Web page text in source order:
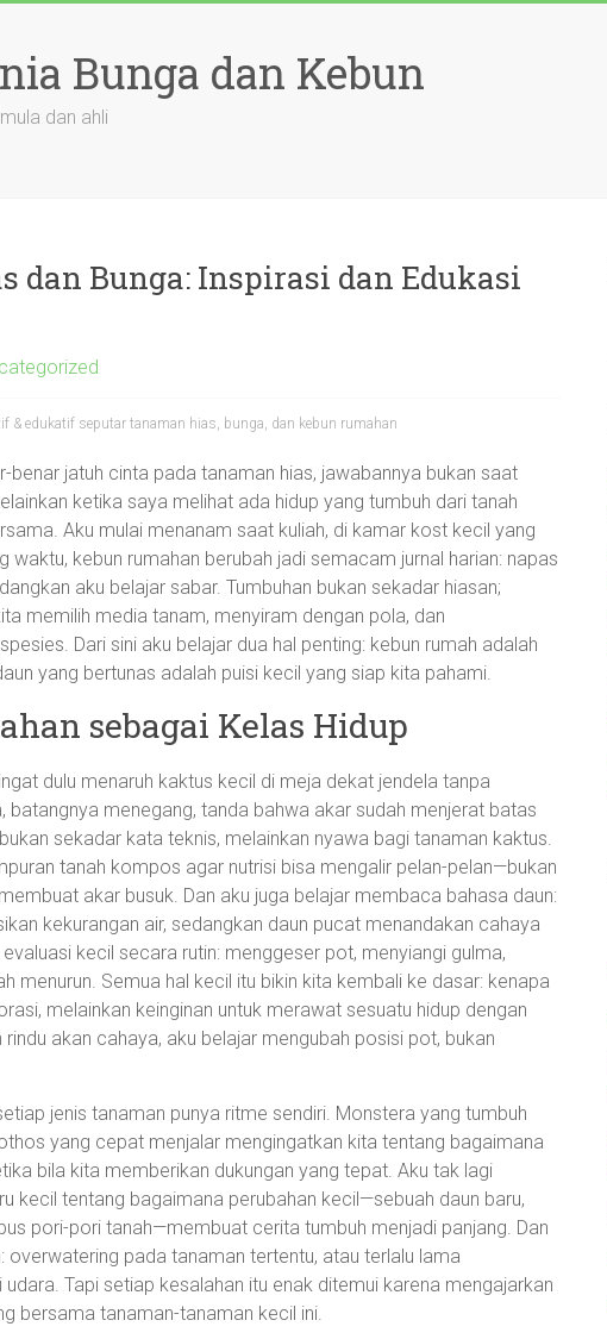
Bunga dan Kebun
dan ahli
dan Bunga: Inspirasi dan Edukasi
& edukatif seputar tanaman hias, bunga, dan kebun rumahan
benar jatuh cinta pada tanaman hias, jawabannya bukan saat
ketika saya melihat ada hidup yang tumbuh dari tanah
Aku mulai menanam saat kuliah, di kamar kost kecil yang
waktu, kebun rumahan berubah jadi semacam jurnal harian: napas
aku belajar sabar. Tumbuhan bukan sekadar hiasan;
memilih media tanam, menyiram dengan pola, dan
Dari sini aku belajar dua hal penting: kebun rumah adalah
yang bertunas adalah puisi kecil yang siap kita pahami.
sebagai Kelas Hidup
dulu menaruh kaktus kecil di meja dekat jendela tanpa
batangnya menegang, tanda bahwa akar sudah menjerat batas
sekadar kata teknis, melainkan nyawa bagi tanaman kaktus.
tanah kompos agar nutrisi bisa mengalir pelan-pelan—bukan
akar busuk. Dan aku juga belajar membaca bahasa daun:
kekurangan air, sedangkan daun pucat menandakan cahaya
kecil secara rutin: menggeser pot, menyiangi gulma,
menurun. Semua hal kecil itu bikin kita kembali ke dasar: kenapa
melainkan keinginan untuk merawat sesuatu hidup dengan
akan cahaya, aku belajar mengubah posisi pot, bukan
jenis tanaman punya ritme sendiri. Monstera yang tumbuh
yang cepat menjalar mengingatkan kita tentang bagaimana
bila kita memberikan dukungan yang tepat. Aku tak lagi
kecil tentang bagaimana perubahan kecil—sebuah daun baru,
pori-pori tanah—membuat cerita tumbuh menjadi panjang. Dan
overwatering pada tanaman tertentu, atau terlalu lama
Tapi setiap kesalahan itu enak ditemui karena mengajarkan
bersama tanaman-tanaman kecil ini.